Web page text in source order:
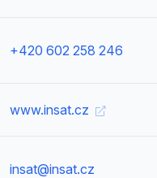
+420 602 258 246
www.insat.cz
insat@insat.cz